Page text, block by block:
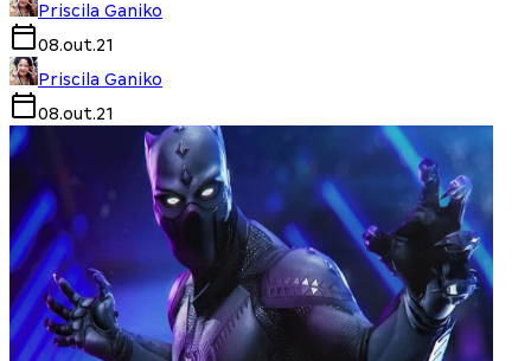
Priscila Ganiko
08.out.21
Priscila Ganiko
08.out.21